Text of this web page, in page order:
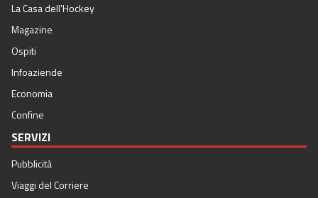
La Casa dell'Hockey
Magazine
Ospiti
Infoaziende
Economia
Confine
SERVIZI
Pubblicità
Viaggi del Corriere